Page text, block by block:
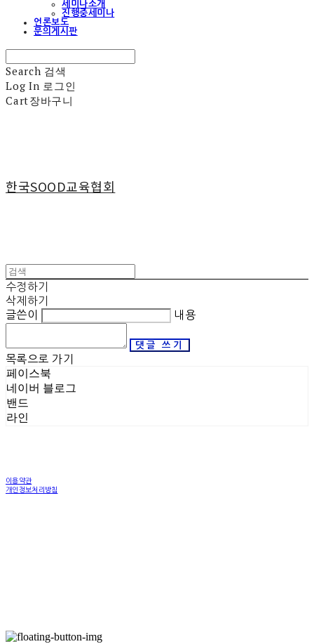
세미나소개
진행중세미나
언론보도
문의게시판
Search 검색
Log In 로그인
Cart장바구니
한국SOOD교육협회
수정하기
삭제하기
글쓴이
내용
댓글 쓰기
목록으로 가기
페이스북
네이버 블로그
밴드
라인
이용약관
개인정보처리방침